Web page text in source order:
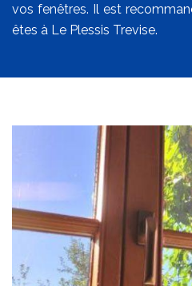
vos fenêtres. Il est
êtes à Le Plessis Trevise.